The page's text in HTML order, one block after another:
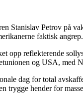
Stanislav Petrov på
faktisk
opp reflekterende
og USA, med
dag for total
trygge hender for